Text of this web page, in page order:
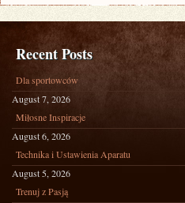
Recent Posts
Dla sportowców
August 7, 2026
Miłosne Inspiracje
August 6, 2026
Technika i Ustawienia Aparatu
August 5, 2026
Trenuj z Pasją